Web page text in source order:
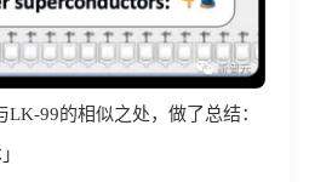
99的相似之处，做了总结：